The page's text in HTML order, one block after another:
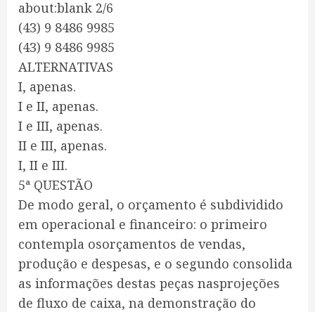
about:blank 2/6
(43) 9 8486 9985
(43) 9 8486 9985
ALTERNATIVAS
I, apenas.
I e II, apenas.
I e III, apenas.
II e III, apenas.
I, II e III.
5ª QUESTÃO
De modo geral, o orçamento é subdividido
em operacional e financeiro: o primeiro
contempla osorçamentos de vendas,
produção e despesas, e o segundo consolida
as informações destas peças nasprojeções
de fluxo de caixa, na demonstração do